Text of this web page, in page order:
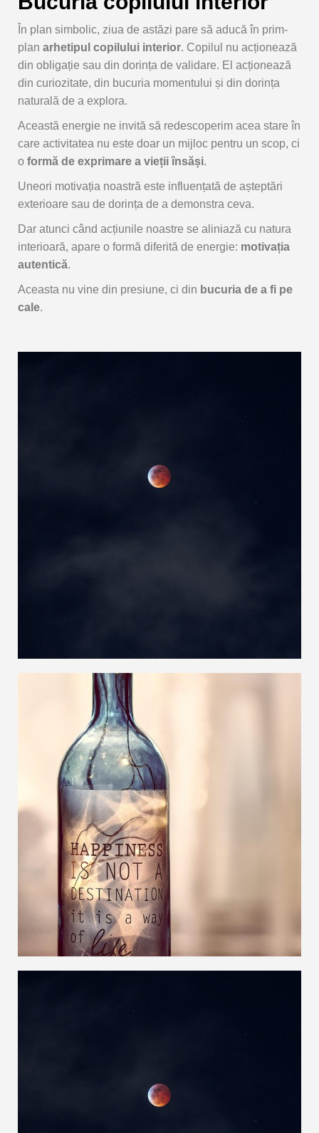
În plan simbolic, ziua de astăzi pare să aducă în prim-
plan arhetipul copilului interior. Copilul nu acționează
din obligație sau din dorința de validare. El acționează
din curiozitate, din bucuria momentului și din dorința
naturală de a explora.
Această energie ne invită să redescoperim acea stare în
care activitatea nu este doar un mijloc pentru un scop, ci
o formă de exprimare a viețiiînsăși.
Uneori motivația noastră este influențată de așteptări
exterioare sau de dorința de a demonstra ceva.
Dar atunci când acțiunile noastre se aliniază cu natura
interioară, apare o formă diferită de energie: motivația
autentică.
Aceasta nu vine din presiune, ci din bucuria de a fi pe
cale.